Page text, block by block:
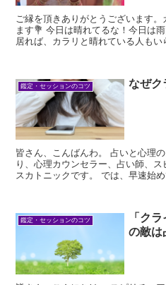
ご縁を頂きありがとうございます
ます💐 今日は晴れてるな！今日は
居れば、カラリと晴れている人もい
鑑定・セッションのコツ なぜク
皆さん、こんばんわ。 占いと心理
り、心理カウンセラー、占い師、
スカトニックです。 では、早速始
鑑定・セッションのコツ
「ク
の敵は